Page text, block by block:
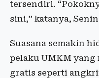
tersendiri.
sini,” katanya,
Suasana semakin
pelaku UMKM yang
gratis seperti